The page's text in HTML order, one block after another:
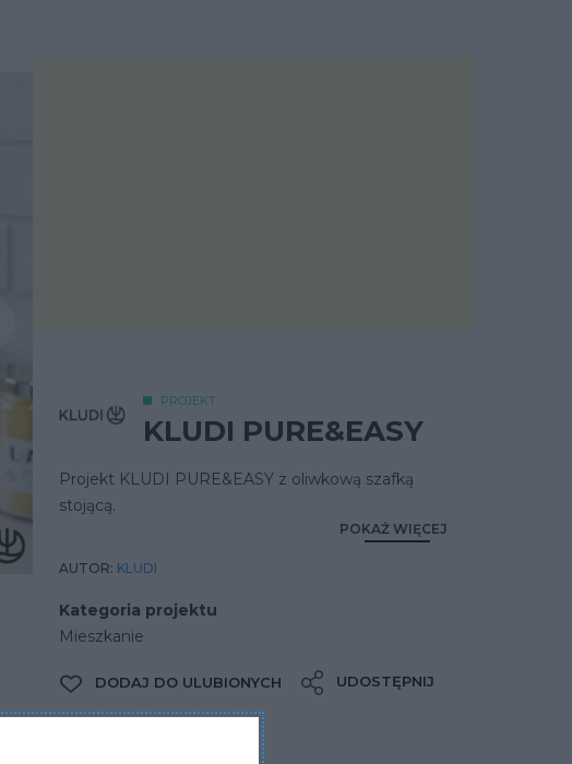
PROJEKT
KLUDI PURE&EASY
Projekt KLUDI PURE&EASY z oliwkową szafką
stojącą.
POKAŻ WIĘCEJ
AUTOR: KLUDI
Kategoria projektu
Mieszkanie
DODAJ DO ULUBIONYCH UDOSTĘPNIJ